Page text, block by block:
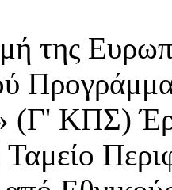
της
(Γ' ΚΠΣ)